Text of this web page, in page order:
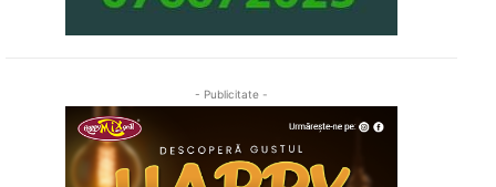
- Publicitate -